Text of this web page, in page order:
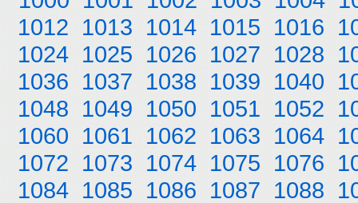
1012 1013 1014 1015 1016
1024 1025 1026 1027 1028
1036 1037 1038 1039 1040
1048 1049 1050 1051 1052
1060 1061 1062 1063 1064
1072 1073 1074 1075 1076
1084 1085 1086 1087 1088